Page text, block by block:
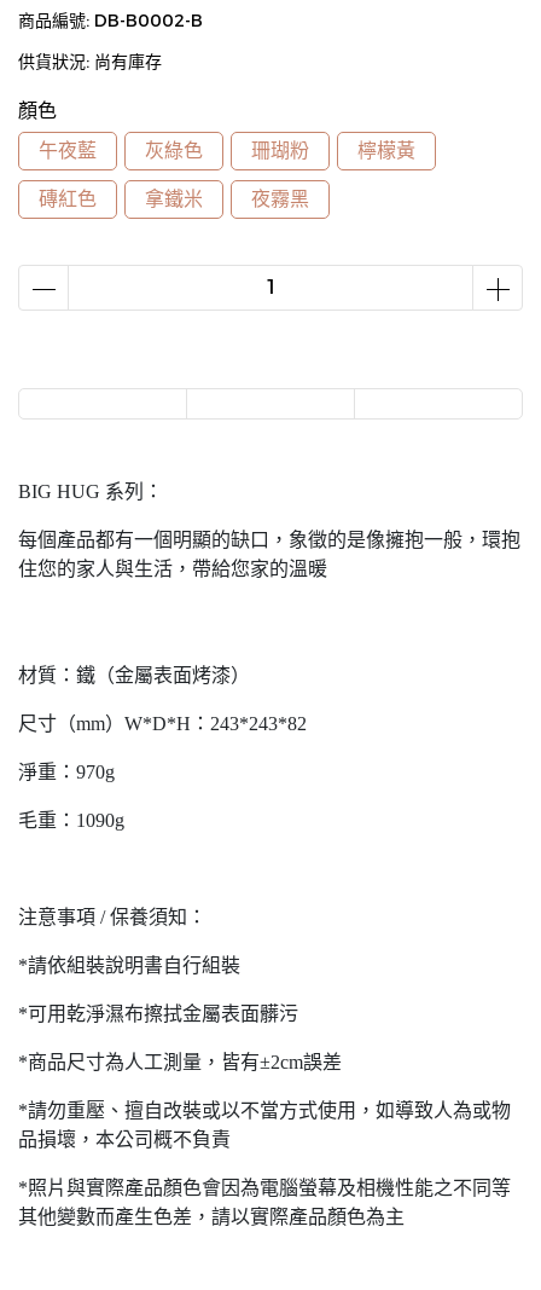
商品編號: DB-B0002-B
供貨狀況: 尚有庫存
顏色
午夜藍
灰綠色 珊瑚粉 檸檬黃
磚紅色 拿鐵米 夜霧黑
BIG HUG 系列：
每個產品都有一個明顯的缺口，象徵的是像擁抱一般，環抱
住您的家人與生活，帶給您家的溫暖
材質：鐵（金屬表面烤漆）
尺寸（mm）W*D*H：243*243*82
淨重：970g
毛重：1090g
注意事項 / 保養須知：
*請依組裝說明書自行組裝
*可用乾淨濕布擦拭金屬表面髒污
*商品尺寸為人工測量，皆有±2cm誤差
*請勿重壓、擅自改裝或以不當方式使用，如導致人為或物
品損壞，本公司概不負責
*照片與實際產品顏色會因為電腦螢幕及相機性能之不同等
其他變數而產生色差，請以實際產品顏色為主